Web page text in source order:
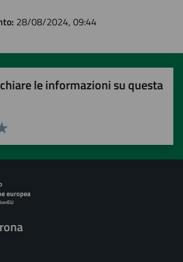
28/08/2024, 09:44
le informazioni su questa
5 stelle su 5
4 stelle su 5
su 5
su 5
5